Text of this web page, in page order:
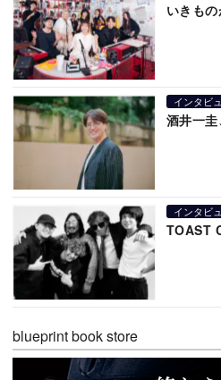
いきも
インタビ
酒井一
インタビ
TOAST
blueprint book store